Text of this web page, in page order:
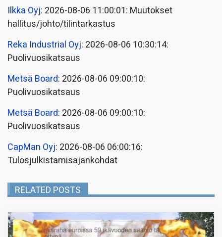
Ilkka Oyj: 2026-08-06 11:00:01: Muutokset
hallitus/johto/tilintarkastus
Reka Industrial Oyj: 2026-08-06 10:30:14:
Puolivuosikatsaus
Metsä Board: 2026-08-06 09:00:10:
Puolivuosikatsaus
Metsä Board: 2026-08-06 09:00:10:
Puolivuosikatsaus
CapMan Oyj: 2026-08-06 06:00:16:
Tulosjulkistamisajankohdat
RELATED POSTS